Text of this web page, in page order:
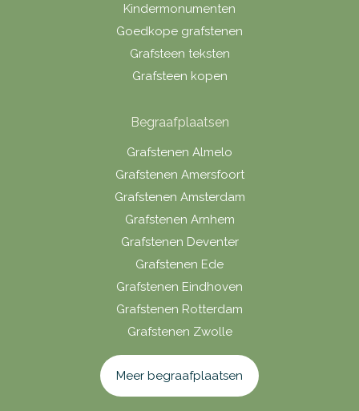
Kindermonumenten
Goedkope grafstenen
Grafsteen teksten
Grafsteen kopen
Begraafplaatsen
Grafstenen Almelo
Grafstenen Amersfoort
Grafstenen Amsterdam
Grafstenen Arnhem
Grafstenen Deventer
Grafstenen Ede
Grafstenen Eindhoven
Grafstenen Rotterdam
Grafstenen Zwolle
Meer begraafplaatsen